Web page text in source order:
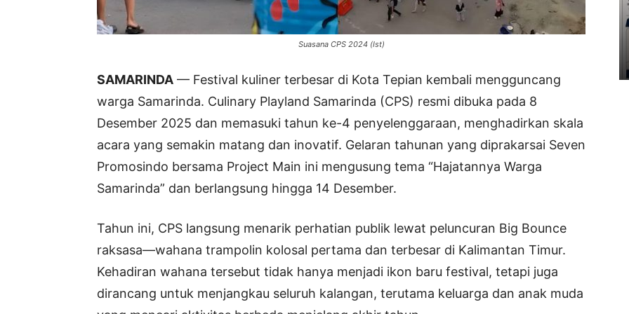
Suasana CPS 2024 (Ist)
SAMARINDA — Festival kuliner terbesar di Kota Tepian kembali mengguncang
warga Samarinda. Culinary Playland Samarinda (CPS) resmi dibuka pada 8
Desember 2025 dan memasuki tahun ke-4 penyelenggaraan, menghadirkan skala
acara yang semakin matang dan inovatif. Gelaran tahunan yang diprakarsai Seven
Promosindo bersama Project Main ini mengusung tema “Hajatannya Warga
Samarinda” dan berlangsung hingga 14 Desember.
Tahun ini, CPS langsung menarik perhatian publik lewat peluncuran Big Bounce
raksasa—wahana trampolin kolosal pertama dan terbesar di Kalimantan Timur.
Kehadiran wahana tersebut tidak hanya menjadi ikon baru festival, tetapi juga
dirancang untuk menjangkau seluruh kalangan, terutama keluarga dan anak muda